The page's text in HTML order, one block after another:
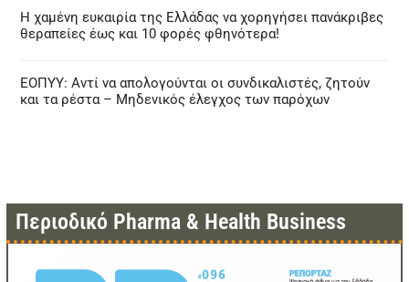
Η χαμένη ευκαιρία της Ελλάδας να χορηγήσει πανάκριβες
θεραπείες έως και 10 φορές φθηνότερα!
ΕΟΠΥΥ: Αντί να απολογούνται οι συνδικαλιστές, ζητούν
και τα ρέστα – Μηδενικός έλεγχος των παρόχων
Περιοδικό Pharma & Health Business